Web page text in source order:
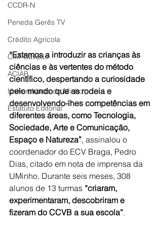
CCDR-N
Peneda Gerês TV
Crédito Agrícola
CIM-Cávado
ACIAB
Universidade do Minho
Estatuto Editorial
“Estamos a introduzir as crianças às
ciências e às vertentes do método
científico, despertando a curiosidade
pelo mundo que as rodeia e
desenvolvendo-lhes competências em
diferentes áreas, como Tecnologia,
Sociedade, Arte e Comunicação,
Espaço e Natureza”, assinalou o
coordenador do ECV Braga, Pedro
Dias, citado em nota de imprensa da
UMinho. Durante seis meses, 308
alunos de 13 turmas “criaram,
experimentaram, descobriram e
fizeram do CCVB a sua escola”.